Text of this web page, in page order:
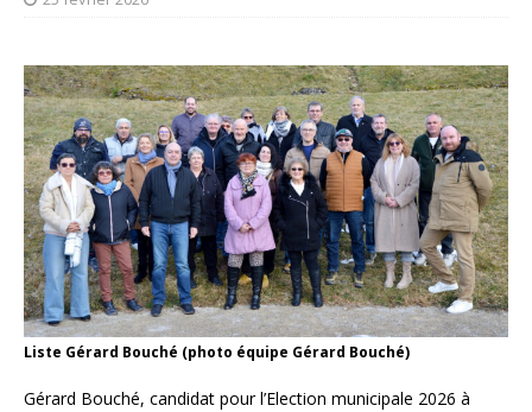
Liste Gérard Bouché (photo équipe Gérard Bouché)
Gérard Bouché, candidat pour l’Election municipale 2026 à